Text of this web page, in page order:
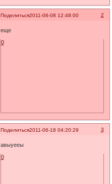
Поделиться 2
2011-06-08 12:48:00
еще
0
Поделиться 3
2011-06-18 04:20:29
авыуееы
0